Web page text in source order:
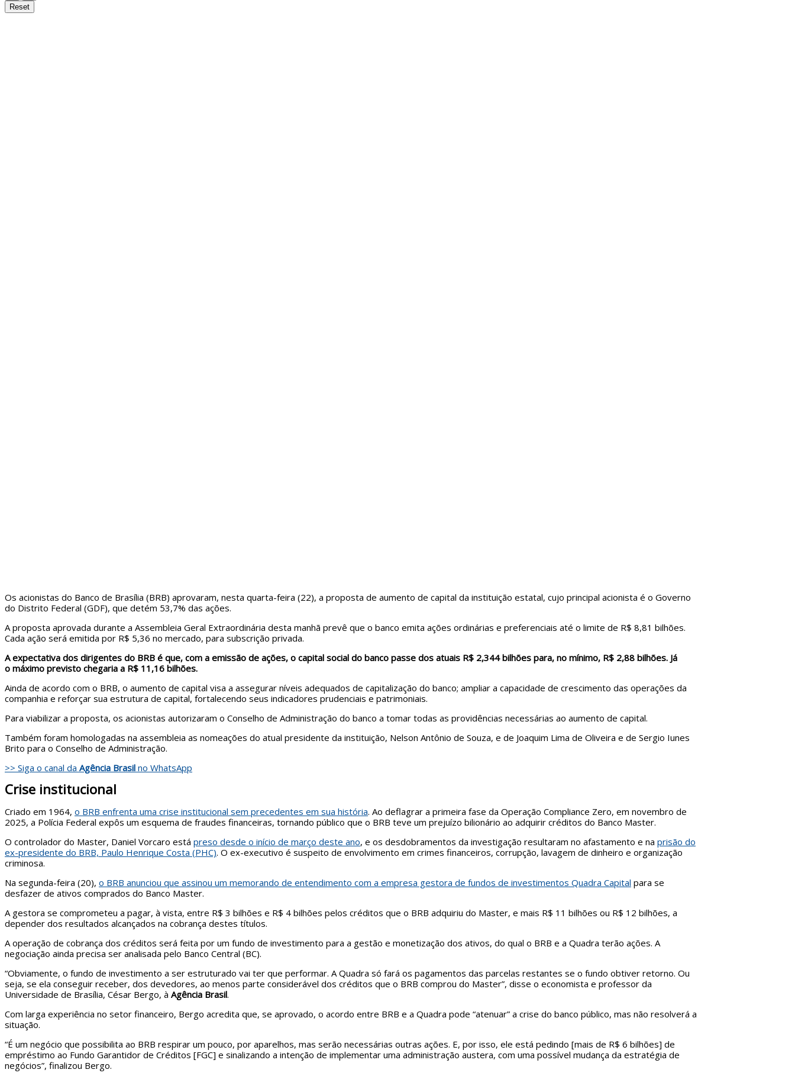
Reset
Os acionistas do Banco de Brasília (BRB) aprovaram, nesta quarta-feira (22), a proposta de aumento de capital da instituição estatal, cujo principal acionista é o Governo
do Distrito Federal (GDF), que detém 53,7% das ações.
A proposta aprovada durante a Assembleia Geral Extraordinária desta manhã prevê que o banco emita ações ordinárias e preferenciais até o limite de R$ 8,81 bilhões.
Cada ação será emitida por R$ 5,36 no mercado, para subscrição privada.
A expectativa dos dirigentes do BRB é que, com a emissão de ações, o capital social do banco passe dos atuais R$ 2,344 bilhões para, no mínimo, R$ 2,88 bilhões. Já
o máximo previsto chegaria a R$ 11,16 bilhões.
Ainda de acordo com o BRB, o aumento de capital visa a assegurar níveis adequados de capitalização do banco; ampliar a capacidade de crescimento das operações da
companhia e reforçar sua estrutura de capital, fortalecendo seus indicadores prudenciais e patrimoniais.
Para viabilizar a proposta, os acionistas autorizaram o Conselho de Administração do banco a tomar todas as providências necessárias ao aumento de capital.
Também foram homologadas na assembleia as nomeações do atual presidente da instituição, Nelson Antônio de Souza, e de Joaquim Lima de Oliveira e de Sergio Iunes
Brito para o Conselho de Administração.
>> Siga o canal da Agência Brasil no WhatsApp
Crise institucional
Criado em 1964, o BRB enfrenta uma crise institucional sem precedentes em sua história. Ao deflagrar a primeira fase da Operação Compliance Zero, em novembro de
2025, a Polícia Federal expôs um esquema de fraudes financeiras, tornando público que o BRB teve um prejuízo bilionário ao adquirir créditos do Banco Master.
O controlador do Master, Daniel Vorcaro está preso desde o início de março deste ano, e os desdobramentos da investigação resultaram no afastamento e na prisão do
ex-presidente do BRB, Paulo Henrique Costa (PHC). O ex-executivo é suspeito de envolvimento em crimes financeiros, corrupção, lavagem de dinheiro e organização
criminosa.
Na segunda-feira (20), o BRB anunciou que assinou um memorando de entendimento com a empresa gestora de fundos de investimentos Quadra Capital para se
desfazer de ativos comprados do Banco Master.
A gestora se comprometeu a pagar, à vista, entre R$ 3 bilhões e R$ 4 bilhões pelos créditos que o BRB adquiriu do Master, e mais R$ 11 bilhões ou R$ 12 bilhões, a
depender dos resultados alcançados na cobrança destes títulos.
A operação de cobrança dos créditos será feita por um fundo de investimento para a gestão e monetização dos ativos, do qual o BRB e a Quadra terão ações. A
negociação ainda precisa ser analisada pelo Banco Central (BC).
“Obviamente, o fundo de investimento a ser estruturado vai ter que performar. A Quadra só fará os pagamentos das parcelas restantes se o fundo obtiver retorno. Ou
seja, se ela conseguir receber, dos devedores, ao menos parte considerável dos créditos que o BRB comprou do Master”, disse o economista e professor da
Universidade de Brasília, César Bergo, à Agência Brasil.
Com larga experiência no setor financeiro, Bergo acredita que, se aprovado, o acordo entre BRB e a Quadra pode “atenuar” a crise do banco público, mas não resolverá a
situação.
“É um negócio que possibilita ao BRB respirar um pouco, por aparelhos, mas serão necessárias outras ações. E, por isso, ele está pedindo [mais de R$ 6 bilhões] de
empréstimo ao Fundo Garantidor de Créditos [FGC] e sinalizando a intenção de implementar uma administração austera, com uma possível mudança da estratégia de
negócios”, finalizou Bergo.